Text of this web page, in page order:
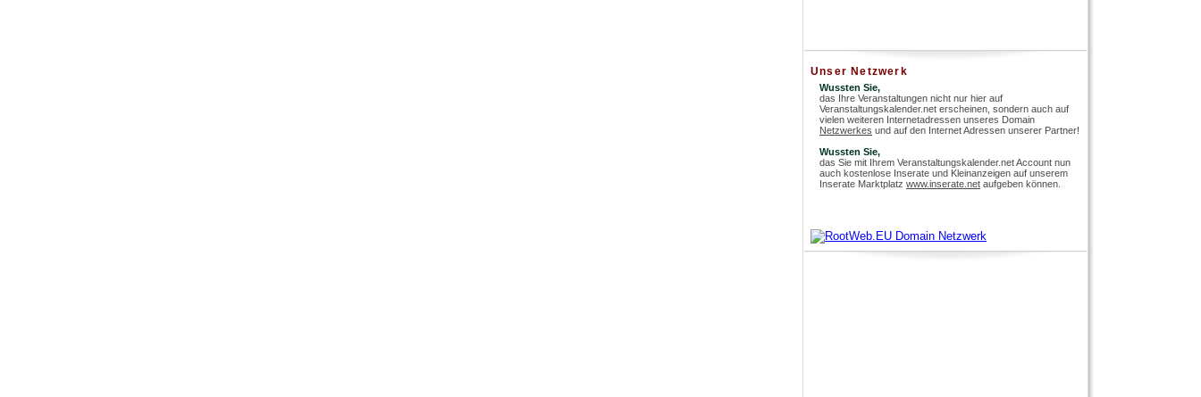
Unser Netzwerk
Wussten Sie,
das Ihre Veranstaltungen nicht nur hier auf
Veranstaltungskalender.net erscheinen, sondern auch auf
vielen weiteren Internetadressen unseres Domain
Netzwerkes und auf den Internet Adressen unserer Partner!
Wussten Sie,
das Sie mit Ihrem Veranstaltungskalender.net Account nun
auch kostenlose Inserate und Kleinanzeigen auf unserem
Inserate Marktplatz www.inserate.net aufgeben können.